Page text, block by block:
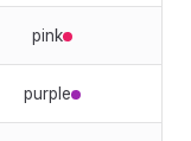
pink
purple